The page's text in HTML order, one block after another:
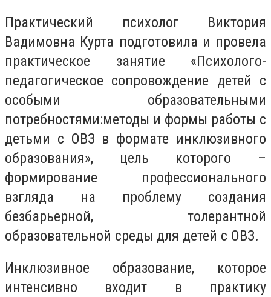
Практический психолог Виктория
Вадимовна Курта подготовила и провела
практическое занятие «Психолого-
педагогическое сопровождение детей с
особыми образовательными
потребностями:методы и формы работы с
детьми с ОВЗ в формате инклюзивного
образования», цель которого –
формирование профессионального
взгляда на проблему создания
безбарьерной, толерантной
образовательной среды для детей с ОВЗ.
Инклюзивное образование, которое
интенсивно входит в практику